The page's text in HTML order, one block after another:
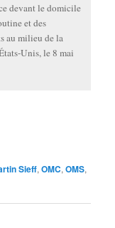
devant le domicile
et des
au milieu de la
Unis, le 8 mai
Sieff,OMC,OMS,